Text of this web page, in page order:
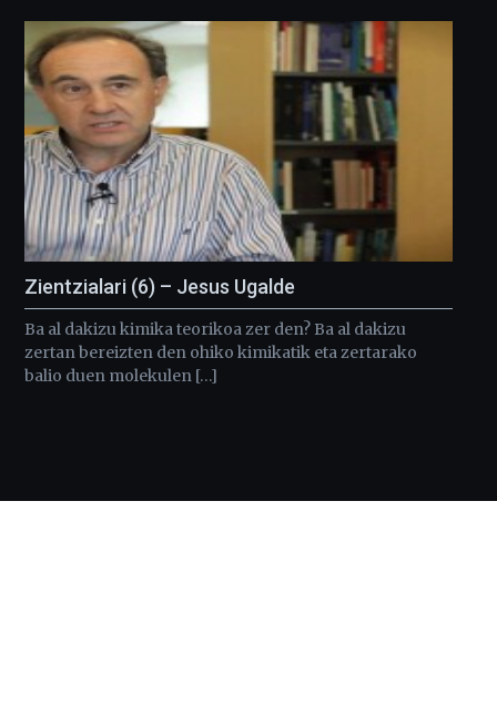
Zientzialari (6) – Jesus Ugalde
Ba al dakizu kimika teorikoa zer den? Ba al dakizu
zertan bereizten den ohiko kimikatik eta zertarako
balio duen molekulen […]